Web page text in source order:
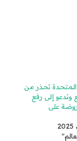
المتحدة تحذر من
وتدعو إلى رفع
على